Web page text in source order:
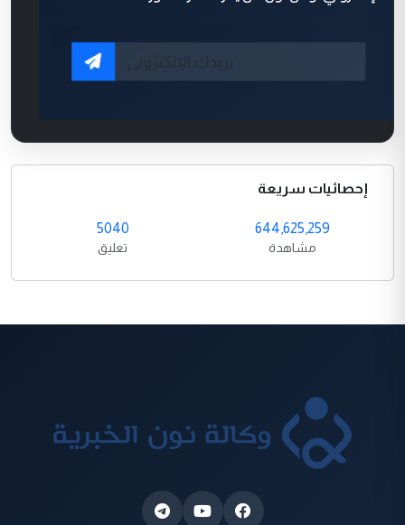
إحصائيات سريعة
644,625,259
مشاهدة
5040
تعليق